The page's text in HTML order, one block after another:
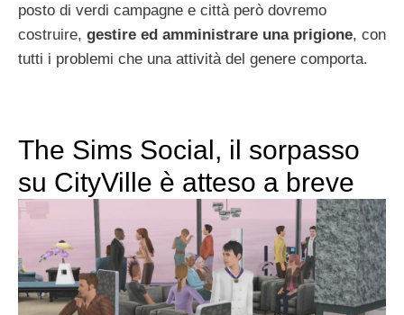
posto di verdi campagne e città però dovremo
costruire, gestire ed amministrare una prigione, con
tutti i problemi che una attività del genere comporta.
The Sims Social, il sorpasso
su CityVille è atteso a breve